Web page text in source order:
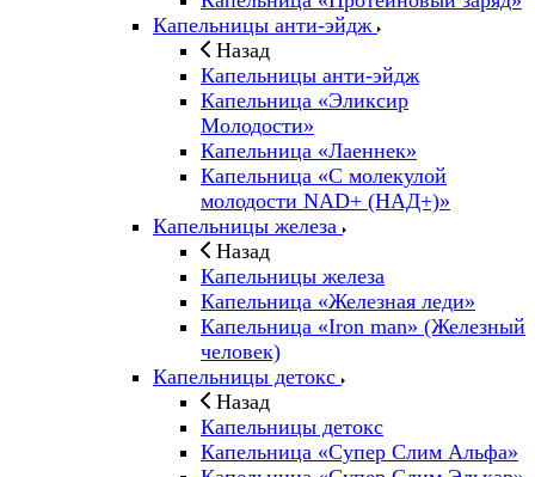
Капельницы анти-эйдж
Назад
Капельницы анти-эйдж
Капельница «Эликсир
Молодости»
Капельница «Лаеннек»
Капельница «С молекулой
молодости NAD+ (НАД+)»
Капельницы железа
Назад
Капельницы железа
Капельница «Железная леди»
Капельница «Iron man» (Железный
человек)
Капельницы детокс
Назад
Капельницы детокс
Капельница «Супер Слим Альфа»